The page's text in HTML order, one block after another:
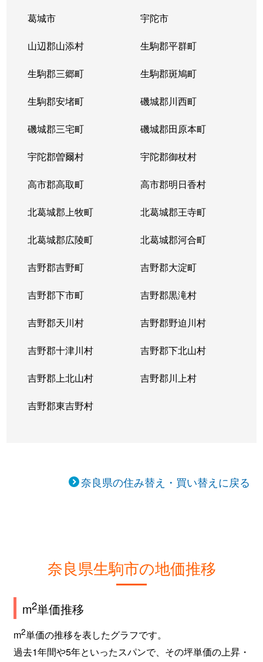
葛城市 宇陀市
山辺郡山添村 生駒郡平群町
生駒郡三郷町 生駒郡斑鳩町
生駒郡安堵町 磯城郡川西町
磯城郡三宅町 磯城郡田原本町
宇陀郡曽爾村 宇陀郡御杖村
高市郡高取町 高市郡明日香村
北葛城郡上牧町 北葛城郡王寺町
北葛城郡広陵町 北葛城郡河合町
吉野郡吉野町 吉野郡大淀町
吉野郡下市町 吉野郡黒滝村
吉野郡天川村 吉野郡野迫川村
吉野郡十津川村 吉野郡下北山村
吉野郡上北山村 吉野郡川上村
吉野郡東吉野村
奈良県の住み替え・買い替えに戻る
奈良県生駒市の地価推移
m2単価推移
m2単価の推移を表したグラフです。
過去1年間や5年といったスパンで、その坪単価の上昇・